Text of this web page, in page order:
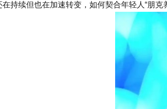
续但也在加速转变，如何契合年轻人“朋克